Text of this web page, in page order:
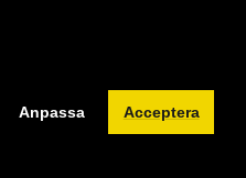
tjänsten
Anpassa Acceptera